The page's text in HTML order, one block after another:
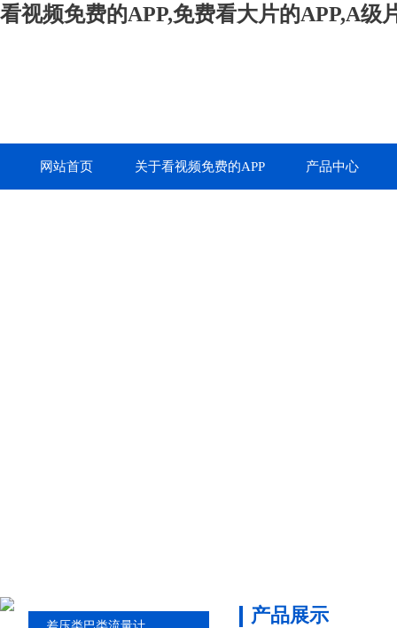
看视频免费的APP,免费看大片的APP,A级
网站首页 关于看视频免费的APP 产品中心
产品展示